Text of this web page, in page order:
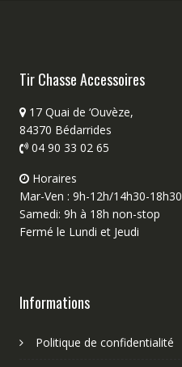
Tir Chasse Accessoires
17 Quai de ‘Ouvèze,
84370 Bédarrides
04 90 33 02 65
Horaires
Mar-Ven : 9h-12h/14h30-18h30
Samedi: 9h à 18h non-stop
Fermé le Lundi et Jeudi
Informations
Politique de confidentialité